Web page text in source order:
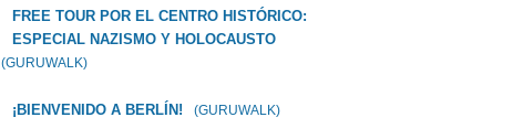
FREE TOUR POR EL CENTRO HISTÓRICO:
ESPECIAL NAZISMO Y HOLOCAUSTO
(GURUWALK)
¡BIENVENIDO A BERLÍN! (GURUWALK)